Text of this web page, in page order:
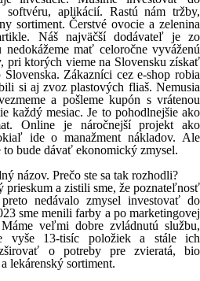
softvéru, aplikácií. Rastú nám tržby,
sortiment. Čerstvé ovocie a zelenina
Náš najväčší dodávateľ je zo
mať celoročne vyváženú
pri ktorých vieme na Slovensku získať
Zákazníci cez e-shop robia
si aj zvoz plastových fliaš. Nemusia
a pošleme kupón s vrátenou
každý mesiac. Je to pohodlnejšie ako
Online je náročnejší projekt ako
ide o manažment nákladov. Ale
bude dávať ekonomický zmysel.
názov. Prečo ste sa tak rozhodli?
prieskum a zistili sme, že poznateľnosť
nedávalo zmysel investovať do
sme menili farby a po marketingovej
veľmi dobre zvládnutú službu,
vyše 13-tisíc položiek a stále ich
o potreby pre zvieratá, bio
lekárenský sortiment.